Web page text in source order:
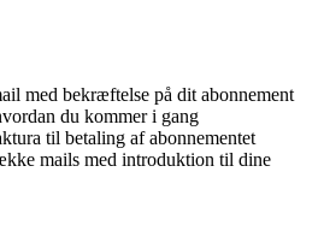
med bekræftelse på dit abonnement
du kommer i gang
til betaling af abonnementet
mails med introduktion til dine